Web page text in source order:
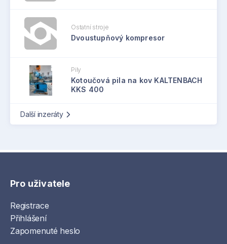
Ostatní stroje
Dvoustupňový kompresor
Pily
Kotoučová pila na kov KALTENBACH
KKS 400
Další inzeráty
Pro uživatele
Registrace
Přihlášení
Zapomenuté heslo